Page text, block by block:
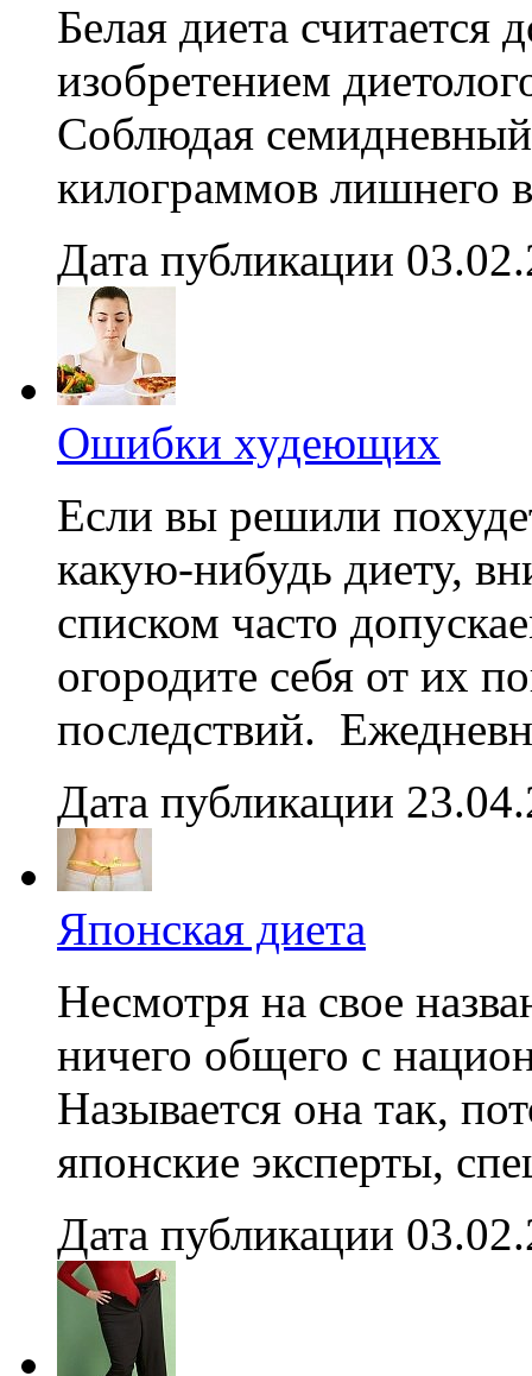
Белая диета
изобретением
Соблюдая
килограммов лишнего
Дата публикации
Ошибки худеющих
Если вы решили
какую-нибудь диету,
списком часто
огородите себя от их
последствий.
Дата публикации
Японская диета
Несмотря на свое
ничего общего с
Называется она так,
японские эксперты,
Дата публикации